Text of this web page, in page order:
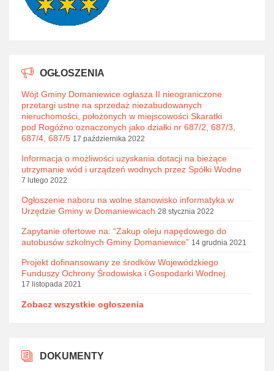
OGŁOSZENIA
Wójt Gminy Domaniewice ogłasza II nieograniczone
przetargi ustne na sprzedaż niezabudowanych
nieruchomości, położonych w miejscowości Skaratki
pod Rogóźno oznaczonych jako działki nr 687/2, 687/3,
687/4, 687/5 17 października 2022
Informacja o możliwości uzyskania dotacji na bieżące
utrzymanie wód i urządzeń wodnych przez Spółki Wodne
7 lutego 2022
Ogłoszenie naboru na wolne stanowisko informatyka w
Urzędzie Gminy w Domaniewicach 28 stycznia 2022
Zapytanie ofertowe na: “Zakup oleju napędowego do
autobusów szkolnych Gminy Domaniewice” 14 grudnia 2021
Projekt dofinansowany ze środków Wojewódzkiego
Funduszy Ochrony Środowiska i Gospodarki Wodnej.
17 listopada 2021
Zobacz wszystkie ogłoszenia
DOKUMENTY